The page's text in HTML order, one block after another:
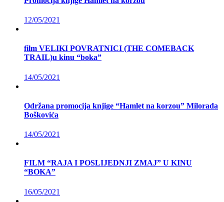
12/05/2021
film VELIKI POVRATNICI (THE COMEBACK
TRAIL)u kinu “boka”
14/05/2021
Održana promocija knjige “Hamlet na korzou” Milorada
Boškovića
14/05/2021
FILM “RAJA I POSLIJEDNJI ZMAJ” U KINU
“BOKA”
16/05/2021